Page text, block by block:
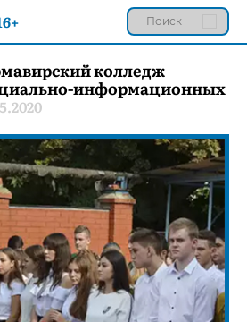
колледж
информационных